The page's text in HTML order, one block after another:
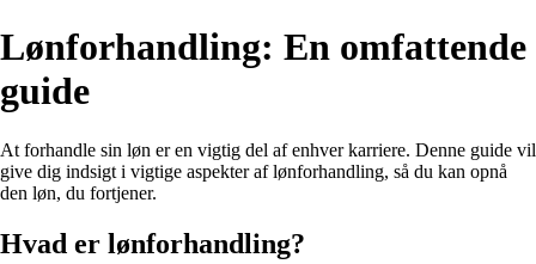
Lønforhandling: En omfattende
guide
At forhandle sin løn er en vigtig del af enhver karriere. Denne guide vil
give dig indsigt i vigtige aspekter af lønforhandling, så du kan opnå
den løn, du fortjener.
Hvad er lønforhandling?